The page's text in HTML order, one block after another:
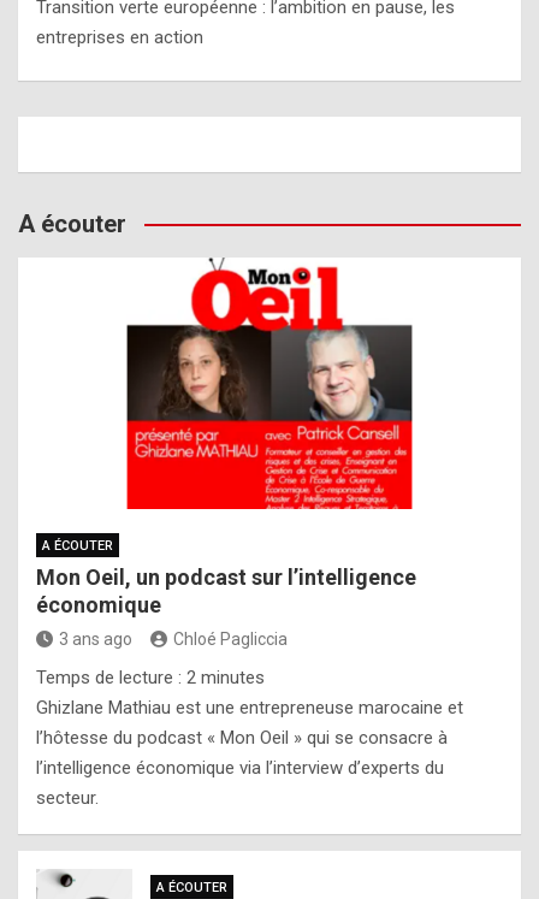
Transition verte européenne : l’ambition en pause, les
entreprises en action
A écouter
A ÉCOUTER
Mon Oeil, un podcast sur l’intelligence
économique
3 ans ago Chloé Pagliccia
Temps de lecture : 2 minutes
Ghizlane Mathiau est une entrepreneuse marocaine et
l’hôtesse du podcast « Mon Oeil » qui se consacre à
l’intelligence économique via l’interview d’experts du
secteur.
A ÉCOUTER